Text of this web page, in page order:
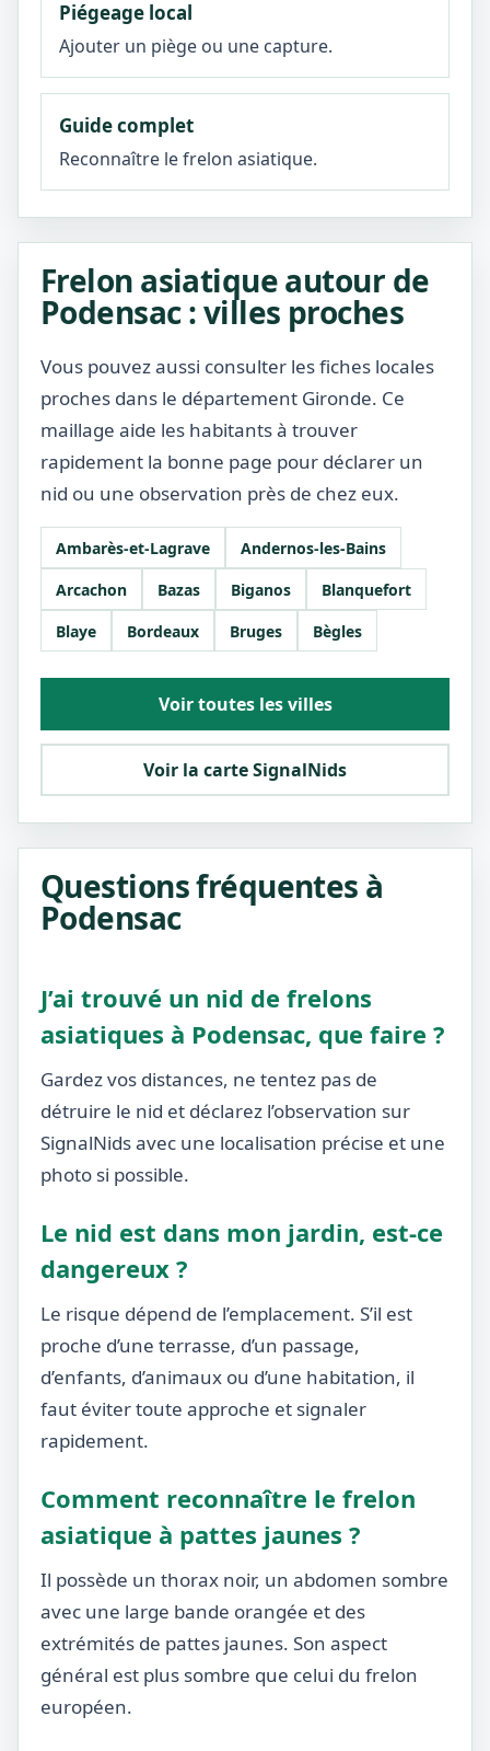
Piégeage local
Ajouter un piège ou une capture.
Guide complet
Reconnaître le frelon asiatique.
Frelon asiatique autour de
Podensac : villes proches
Vous pouvez aussi consulter les fiches locales
proches dans le département Gironde. Ce
maillage aide les habitants à trouver
rapidement la bonne page pour déclarer un
nid ou une observation près de chez eux.
Ambarès-et-Lagrave
Andernos-les-Bains
Arcachon
Bazas Biganos
Blanquefort
Blaye
Bordeaux Bruges Bègles
Voir toutes les villes
Voir la carte SignalNids
Questions fréquentes à
Podensac
J’ai trouvé un nid de frelons
asiatiques à Podensac, que faire ?
Gardez vos distances, ne tentez pas de
détruire le nid et déclarez l’observation sur
SignalNids avec une localisation précise et une
photo si possible.
Le nid est dans mon jardin, est-ce
dangereux ?
Le risque dépend de l’emplacement. S’il est
proche d’une terrasse, d’un passage,
d’enfants, d’animaux ou d’une habitation, il
faut éviter toute approche et signaler
rapidement.
Comment reconnaître le frelon
asiatique à pattes jaunes ?
Il possède un thorax noir, un abdomen sombre
avec une large bande orangée et des
extrémités de pattes jaunes. Son aspect
général est plus sombre que celui du frelon
européen.